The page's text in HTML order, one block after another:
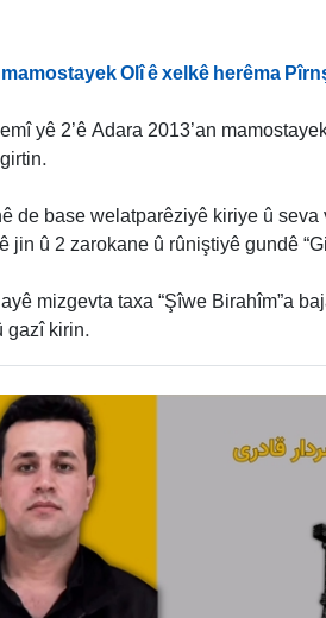
Olî ê xelkê herêma
yê 2’ê Adara 2013’an
de base welatparêziyê kiriye û
û 2 zarokane û rûniştiyê gundê
mizgevta taxa “Şîwe Birahîm”a
gazî kirin.